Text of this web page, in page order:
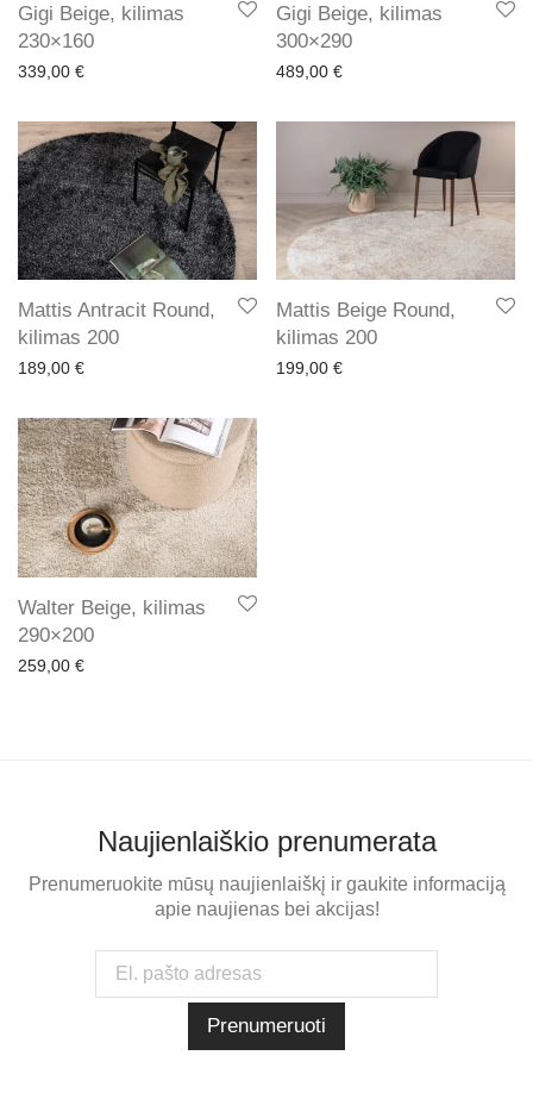
Gigi Beige, kilimas
230×160
339,00 €
Gigi Beige, kilimas
300×290
489,00 €
Mattis Antracit Round,
kilimas 200
189,00 €
Mattis Beige Round,
kilimas 200
199,00 €
Walter Beige, kilimas
290×200
259,00 €
Naujienlaiškio prenumerata
Prenumeruokite mūsų naujienlaiškį ir gaukite informaciją
apie naujienas bei akcijas!